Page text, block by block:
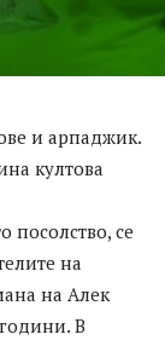
и арпаджик.
култова
посолство, се
на
на Алек
В